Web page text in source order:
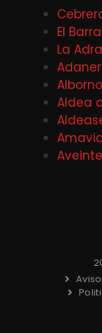
El
La
Aldea
Aveinte